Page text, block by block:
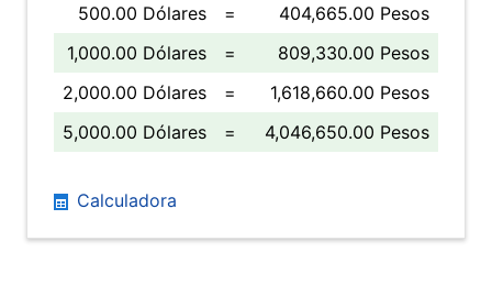
500.00 Dólares
=
404,665.00 Pesos
1,000.00 Dólares
=
809,330.00 Pesos
2,000.00 Dólares
=
1,618,660.00 Pesos
5,000.00 Dólares
= 4,046,650.00 Pesos
Calculadora